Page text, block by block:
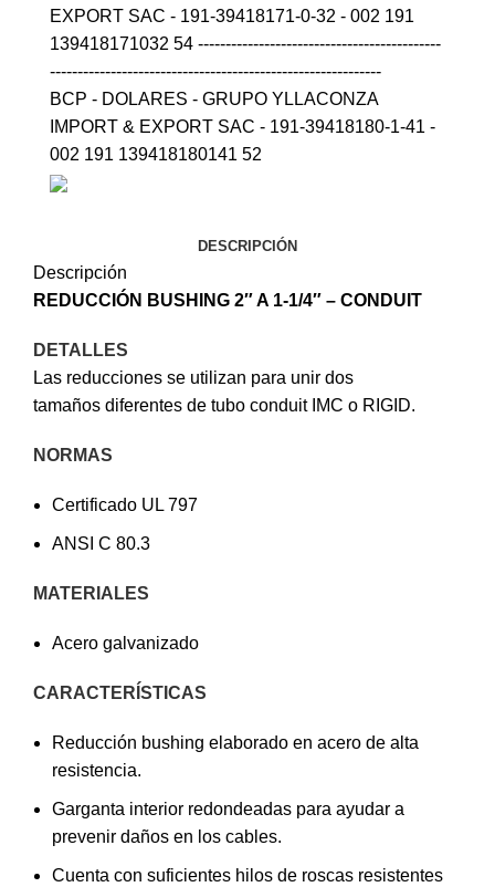
EXPORT SAC - 191-39418171-0-32 - 002 191
139418171032 54 --------------------------------------------
------------------------------------------------------------
BCP - DOLARES - GRUPO YLLACONZA
IMPORT & EXPORT SAC - 191-39418180-1-41 -
002 191 139418180141 52
DESCRIPCIÓN
Descripción
REDUCCIÓN BUSHING 2″ A 1-1/4″ – CONDUIT
DETALLES
Las reducciones se utilizan para unir dos
tamaños diferentes de tubo conduit IMC o RIGID.
NORMAS
Certificado UL 797
ANSI C 80.3
MATERIALES
Acero galvanizado
CARACTERÍSTICAS
Reducción bushing elaborado en acero de alta
resistencia.
Garganta interior redondeadas para ayudar a
prevenir daños en los cables.
Cuenta con suficientes hilos de roscas resistentes